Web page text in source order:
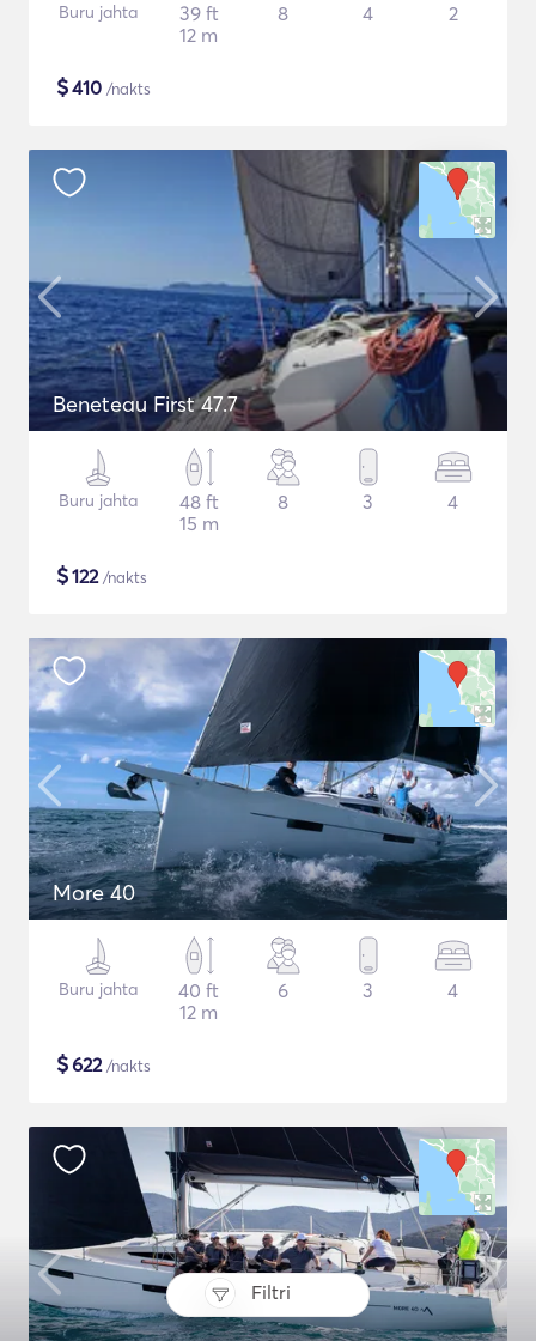
Filtri
Buru jahta
39 ft
12 m
8 4 2
$410 /nakts
Beneteau First 47.7
Buru jahta
48 ft
15 m
8 3 4
$122/nakts
More 40
Buru jahta
40 ft
12 m
6 3 4
$622/nakts